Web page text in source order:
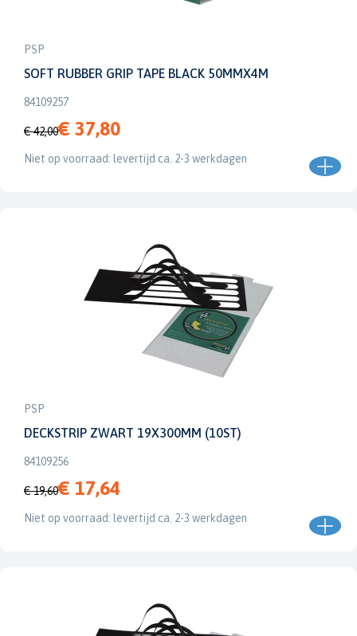
PSP
SOFT RUBBER GRIP TAPE BLACK 50MMX4M
84109257
€ 42,00€ 37,80
Niet op voorraad: levertijd ca. 2-3 werkdagen
PSP
DECKSTRIP ZWART 19X300MM (10ST)
84109256
€ 19,60€ 17,64
Niet op voorraad: levertijd ca. 2-3 werkdagen